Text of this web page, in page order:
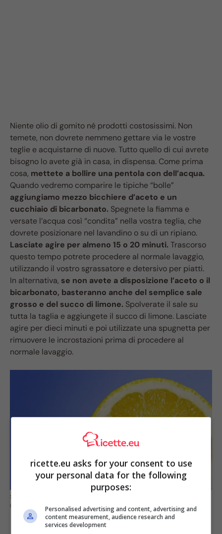
Niente olio di gomito né prodotti costosissimi. Non
temete, non dovrete nemmeno gettare via le vostre
teglie e acquistarne di nuove. Tutto quello di cui avrete
bisogno lo avete già in casa, in dispensa. Come prima
cosa, mettete a bollire una pentola con dell’acqua.
Quando vedremo comparire le tipiche “bolle”
aggiungiamo mezzo bicchiere d’aceto e un
cucchiaio di bicarbonato. Spegnete la fiamma e
versate l’acqua così “condita” nella vostra teglia, che
dovrete posizionare nel lavandino o su di un ripiano.
Lasciate agire per almeno 15 o 20 minuti. Trascorso
questo tempo potrete procedere al normale lavaggio,
utilizzando il vostro sgrassatore e detersivo per piatti.
In alternativa, se non avete a disposizione l’aceto o il
bicarbonato, basteranno anche del semplice sale
grosso e del succo di limone. Spolverate il sale su
tutta la taglia e aggiungete il succo di limone. Lasciate
agire per dieci minuti e poi utilizzate una spugnetta per
rimuovere le incrostazioni prima di procedere al
normale lavaggio.
Sale grosso e limone sono l’alternativa ideale al classico sgrassatore
(fonte pixabey)
ricette.eu asks for your consent to use
your personal data for the following
purposes:
Personalised advertising and content, advertising and
content measurement, audience research and
services development